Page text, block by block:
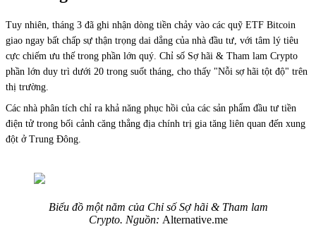
Tuy nhiên, tháng 3 đã ghi nhận dòng tiền chảy vào các quỹ ETF Bitcoin
giao ngay bất chấp sự thận trọng dai dẳng của nhà đầu tư, với tâm lý tiêu
cực chiếm ưu thế trong phần lớn quý. Chỉ số Sợ hãi & Tham lam Crypto
phần lớn duy trì dưới 20 trong suốt tháng, cho thấy "Nỗi sợ hãi tột độ" trên
thị trường.
Các nhà phân tích chỉ ra khả năng phục hồi của các sản phẩm đầu tư tiền
điện tử trong bối cảnh căng thẳng địa chính trị gia tăng liên quan đến xung
đột ở Trung Đông.
Biểu đồ một năm của Chỉ số Sợ hãi & Tham lam
Crypto. Nguồn: Alternative.me